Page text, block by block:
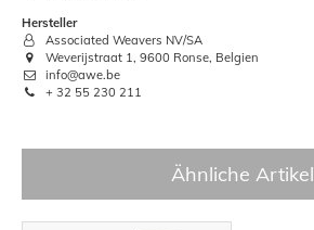
Hersteller
Associated Weavers NV/SA
Weverijstraat 1, 9600 Ronse, Belgien
info@awe.be
+ 32 55 230 211
Ähnliche Artikel